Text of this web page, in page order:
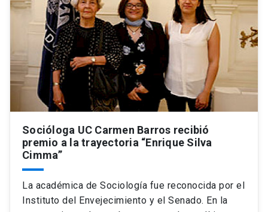
Socióloga UC Carmen Barros recibió
premio a la trayectoria “Enrique Silva
Cimma”
La académica de Sociología fue reconocida por el
Instituto del Envejecimiento y el Senado. En la